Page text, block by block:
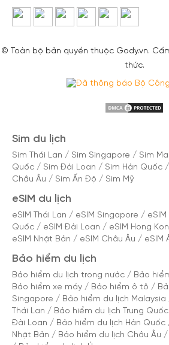
© Toàn bộ bản quyền thuộc Gody.vn.
thức.
Sim du lịch
Sim Thái Lan / Sim Singapore / Sim
Quốc / Sim Đài Loan / Sim Hàn Quốc /
Châu Âu / Sim Ấn Độ / Sim Mỹ
eSIM du lịch
eSIM Thái Lan / eSIM Singapore /
Quốc / eSIM Đài Loan / eSIM Hong
eSIM Nhật Bản / eSIM Châu Âu / eSIM
Bảo hiểm du lịch
Bảo hiểm du lịch trong nước / Bảo
Bảo hiểm xe máy / Bảo hiểm ô tô /
Singapore / Bảo hiểm du lịch Malaysia
Thái Lan / Bảo hiểm du lịch Trung Quốc
Đài Loan / Bảo hiểm du lịch Hàn Quốc
Nhật Bản / Bảo hiểm du lịch Châu Âu /